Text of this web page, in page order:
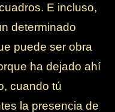
E incluso,
determinado
puede ser obra
ha dejado ahí
cuando tú
la presencia de